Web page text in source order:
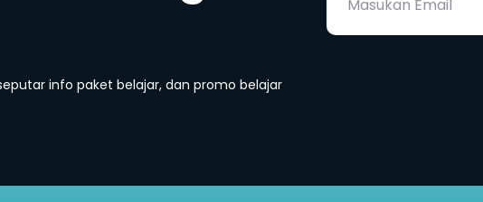
info paket belajar, dan promo belajar